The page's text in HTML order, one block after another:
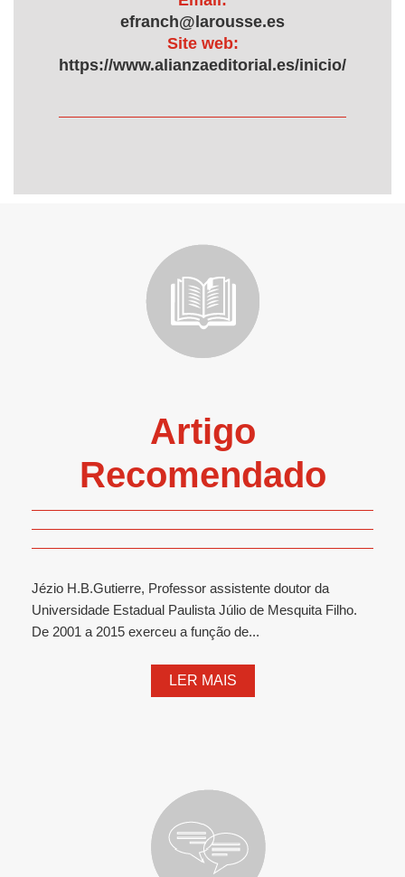
efranch@larousse.es
Site web:
https://www.alianzaeditorial.es/inicio/
Artigo
Recomendado
Jézio H.B.Gutierre, Professor assistente doutor da
Universidade Estadual Paulista Júlio de Mesquita Filho.
De 2001 a 2015 exerceu a função de...
LER MAIS